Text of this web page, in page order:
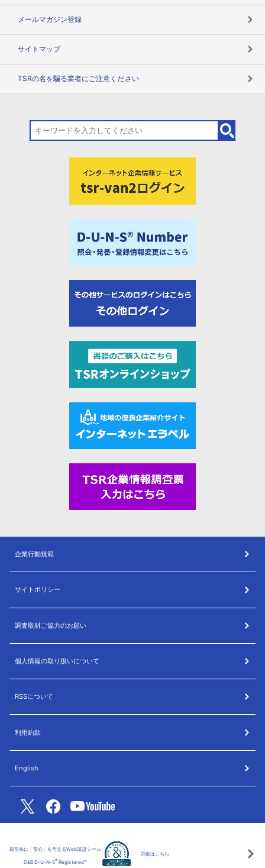
メールマガジン登録
サイトマップ
TSRの名を騙る業者にご注意ください
企業行動規範
サイトポリシー
調査取材ご協力のお願い
個人情報の取り扱いについて
RSSについて
利用約款
English
取引先に「安心」を与えるWeb認証シール
D&B D-U-N-S® Registered™
詳細はこちら